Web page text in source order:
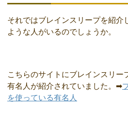
それではブレインスリープを紹介
ような人がいるのでしょうか。
こちらのサイトにブレインスリー
有名人が紹介されていました。➡
を使っている有名人